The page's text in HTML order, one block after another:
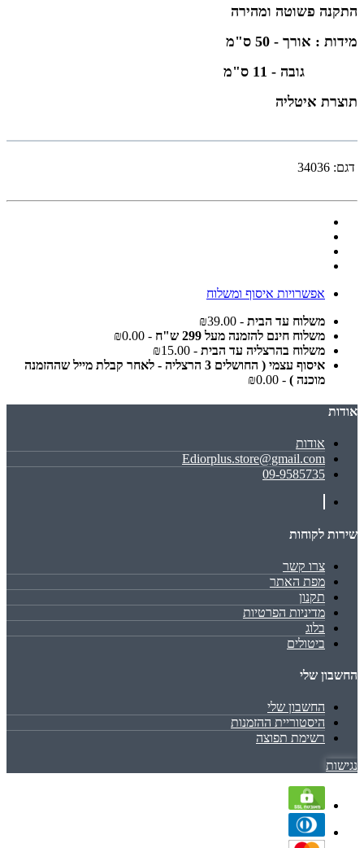
התקנה פשוטה ומהירה
מידות : אורך - 50 ס"מ
גובה - 11 ס"מ
תוצרת איטליה
דגם: 34036
אפשרויות איסוף ומשלוח
משלוח עד הבית - ₪39.00
משלוח חינם להזמנה מעל 299 ש"ח
- ₪0.00
משלוח בהרצליה עד הבית - ₪15.00
איסוף עצמי ( החושלים 3 הרצליה - לאחר קבלת מייל שההזמנה
מוכנה ) - ₪0.00
אודות
אודות
Ediorplus.store@gmail.com
09-9585735
שירות לקוחות
צרו קשר
מפת האתר
תקנון
מדיניות הפרטיות
בלוג
ביטולים
החשבון שלי
החשבון שלי
היסטוריית ההזמנות
רשימת תפוצה
נגישות